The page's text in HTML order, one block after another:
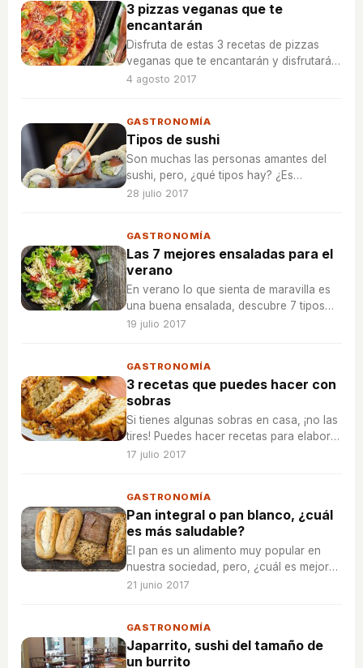
3 pizzas veganas que te
encantarán
Disfruta de estas 3 recetas de pizzas
veganas que te encantarán y disfrutarás,
¡son muy fáciles de hacer!
4 agosto 2017
GASTRONOMÍA
Tipos de sushi
Son muchas las personas amantes del
sushi, pero, ¿qué tipos hay? ¿Es
realmente saludable para la salud?
28 julio 2017
GASTRONOMÍA
Las 7 mejores ensaladas para el
verano
En verano lo que sienta de maravilla es
una buena ensalada, descubre 7 tipos
diferentes y riquísimas.
19 julio 2017
GASTRONOMÍA
3 recetas que puedes hacer con
sobras
Si tienes algunas sobras en casa, ¡no las
tires! Puedes hacer recetas para elaborar
estupendos platos y disfrutar de su
17 julio 2017
GASTRONOMÍA
Pan integral o pan blanco, ¿cuál
es más saludable?
El pan es un alimento muy popular en
nuestra sociedad, pero, ¿cuál es mejor?
¿El pan blanco o el pan integral?
21 junio 2017
GASTRONOMÍA
Japarrito, sushi del tamaño de
un burrito